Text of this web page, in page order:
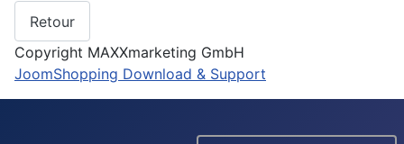
Copyright MAXXmarketing GmbH
JoomShopping Download & Support